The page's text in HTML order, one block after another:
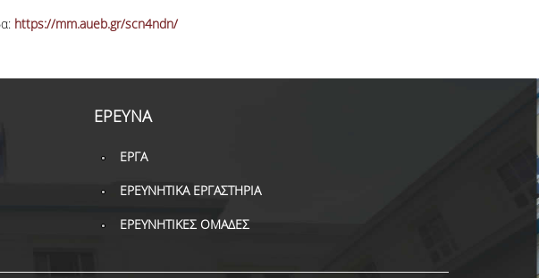
https://mm.aueb.gr/scn4ndn/
ΕΡΕΥΝΑ
ΕΡΓΑ
ΕΡΕΥΝΗΤΙΚΑ ΕΡΓΑΣΤΗΡΙΑ
ΕΡΕΥΝΗΤΙΚΕΣ ΟΜΑΔΕΣ